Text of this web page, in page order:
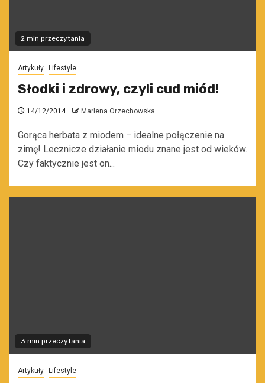
2 min przeczytania
Artykuły Lifestyle
Słodki i zdrowy, czyli cud miód!
14/12/2014 Marlena Orzechowska
Gorąca herbata z miodem − idealne połączenie na
zimę! Lecznicze działanie miodu znane jest od wieków.
Czy faktycznie jest on...
3 min przeczytania
Artykuły Lifestyle